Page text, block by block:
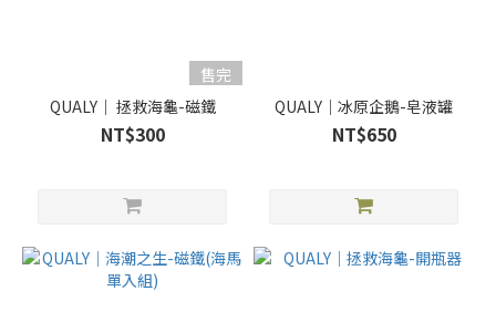
售完
QUALY｜ 拯救海龜-磁鐵
NT$300
QUALY｜冰原企鵝-皂液罐
NT$650